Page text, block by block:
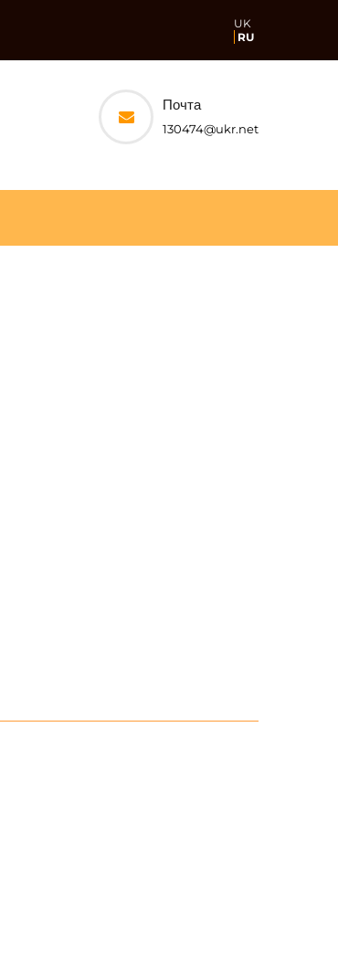
UK
RU
Почта
130474@ukr.net